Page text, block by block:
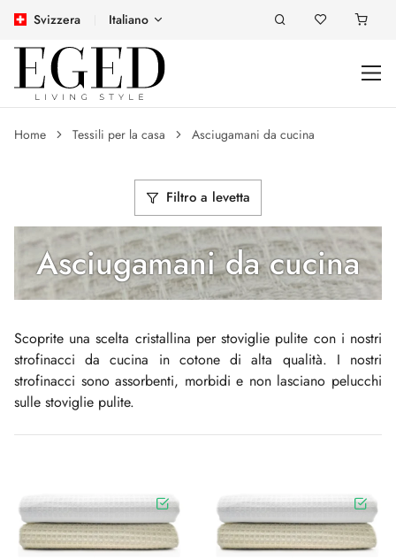
Svizzera Italiano
Home Tessili per la casa Asciugamani da cucina
Filtro a levetta
Asciugamani da cucina
Scoprite una scelta cristallina per stoviglie pulite con i nostri
strofinacci da cucina in cotone di alta qualità. I nostri
strofinacci sono assorbenti, morbidi e non lasciano pelucchi
sulle stoviglie pulite.